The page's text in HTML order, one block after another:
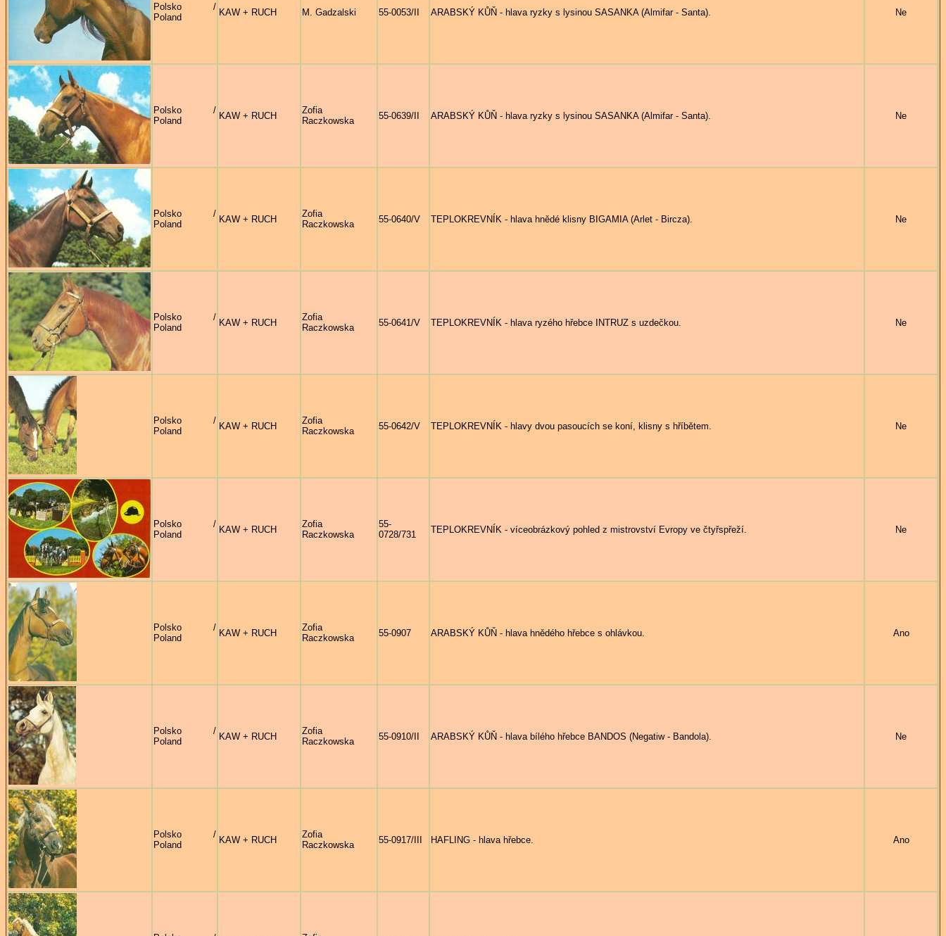
Polsko /
Poland
KAW + RUCH M. Gadzalski 55-0053/II ARABSKÝ KŮŇ - hlava ryzky s lysinou SASANKA (Almifar - Santa). Ne
Polsko /
Poland
KAW + RUCH
Zofia
Raczkowska
55-0639/II ARABSKÝ KŮŇ - hlava ryzky s lysinou SASANKA (Almifar - Santa). Ne
Polsko /
Poland
KAW + RUCH
Zofia
Raczkowska
55-0640/V TEPLOKREVNÍK - hlava hnědé klisny BIGAMIA (Arlet - Bircza). Ne
Polsko /
Poland
KAW + RUCH
Zofia
Raczkowska
55-0641/V TEPLOKREVNÍK - hlava ryzého hřebce INTRUZ s uzdečkou. Ne
Polsko /
Poland
KAW + RUCH
Zofia
Raczkowska
55-0642/V TEPLOKREVNÍK - hlavy dvou pasoucích se koní, klisny s hříbětem. Ne
Polsko /
Poland
KAW + RUCH
Zofia
Raczkowska
55-
0728/731
TEPLOKREVNÍK - víceobrázkový pohled z mistrovství Evropy ve čtyřspřeží. Ne
Polsko /
Poland
KAW + RUCH
Zofia
Raczkowska
55-0907 ARABSKÝ KŮŇ - hlava hnědého hřebce s ohlávkou. Ano
Polsko /
Poland
KAW + RUCH
Zofia
Raczkowska
55-0910/II ARABSKÝ KŮŇ - hlava bílého hřebce BANDOS (Negatiw - Bandola). Ne
Polsko /
Poland
KAW + RUCH
Zofia
Raczkowska
55-0917/III HAFLING - hlava hřebce. Ano